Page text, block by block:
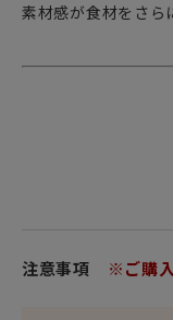
素材感が食材をさら
「Vetro Felice（ヴ
テーブルに少しのア
注意事項 ※ご購